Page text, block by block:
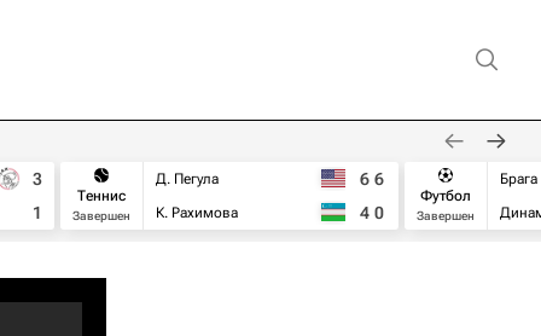
3
1
Теннис
Завершен
Д. Пегула
К. Рахимова
6 6
4 0
Футбол
Завершен
Брага